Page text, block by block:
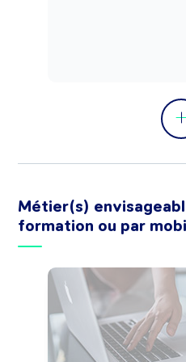
Métier(s)
formation ou par